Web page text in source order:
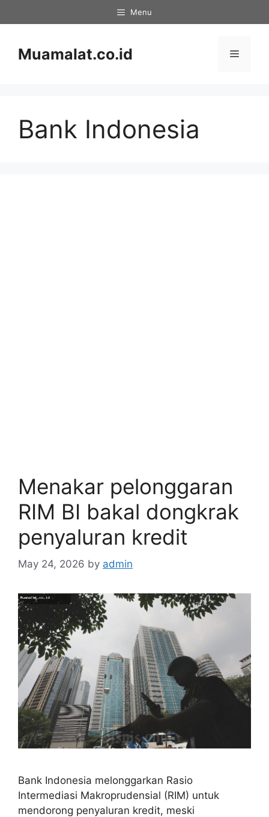
to
Menu
Muamalat.co.id Menu
Bank Indonesia
Menakar pelonggaran
RIM BI bakal dongkrak
penyaluran kredit
May 24, 2026 by admin
Bank Indonesia melonggarkan Rasio
Intermediasi Makroprudensial (RIM) untuk
mendorong penyaluran kredit, meski